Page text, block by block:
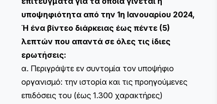
υποψηφιότητα από την 1η Ιανουαρίου 2024,
Ή ένα βίντεο διάρκειας έως πέντε (5)
λεπτών που απαντά σε όλες τις ίδιες
ερωτήσεις:
α. Περιγράψτε εν συντομία τον υποψήφιο
οργανισμό: την ιστορία και τις προηγούμενες
επιδόσεις του (έως 1.300 χαρακτήρες)